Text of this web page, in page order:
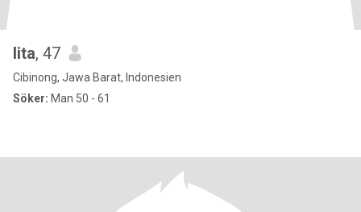
lita, 47
Cibinong, Jawa Barat, Indonesien
Söker: Man 50 - 61